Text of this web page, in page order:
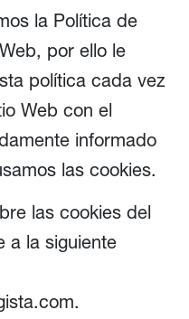
la Política de
por ello le
política cada vez
Web con el
informado
las cookies.
las cookies del
a la siguiente
.